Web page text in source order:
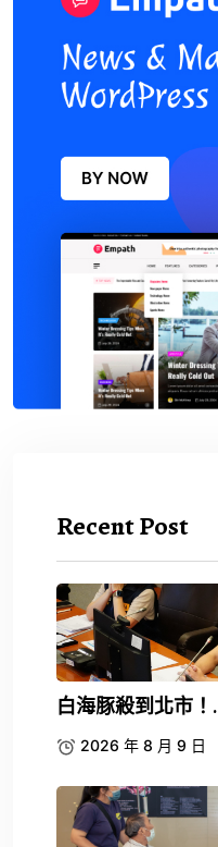
Recent Post
白海豚殺到北市！.
2026 年 8 月 9 日